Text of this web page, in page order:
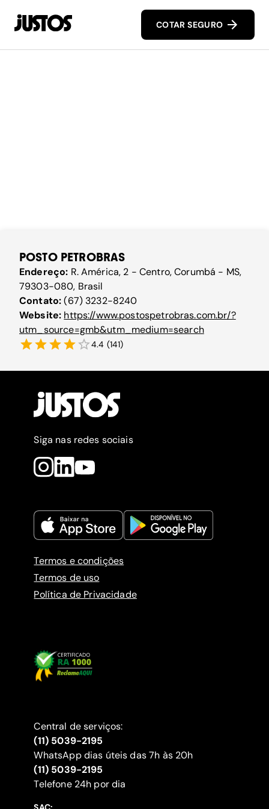
COTAR SEGURO
POSTO PETROBRAS
Endereço: R. América, 2 - Centro, Corumbá - MS,
79303-080, Brasil
Contato:(67) 3232-8240
Website: https://www.postospetrobras.com.br/?
utm_source=gmb&utm_medium=search
4.4 (141)
Siga nas redes sociais
Termos e condições
Termos de uso
Política de Privacidade
Central de serviços:
(11) 5039-2195
WhatsApp dias úteis das 7h às 20h
(11) 5039-2195
‍Telefone 24h por dia